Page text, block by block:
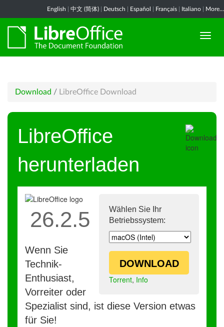
English 中文 (简体) Deutsch Español Français Italiano More...
Download / LibreOffice Download
LibreOffice
herunterladen
Wählen Sie Ihr
Betriebssystem:
DOWNLOAD
Torrent, Info
26.2.5
Wenn Sie
Technik-
Enthusiast,
Vorreiter oder
Spezialist sind, ist diese Version etwas
für Sie!